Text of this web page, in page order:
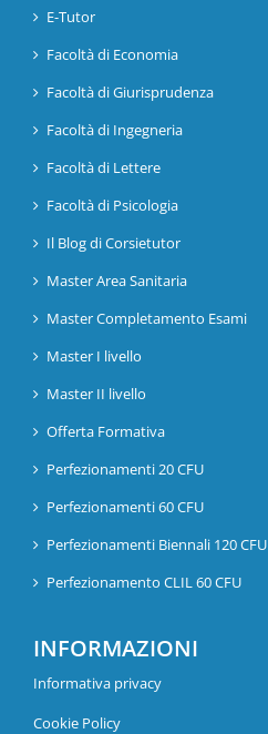
E-Tutor
Facoltà di Economia
Facoltà di Giurisprudenza
Facoltà di Ingegneria
Facoltà di Lettere
Facoltà di Psicologia
Il Blog di Corsietutor
Master Area Sanitaria
Master Completamento Esami
Master I livello
Master II livello
Offerta Formativa
Perfezionamenti 20 CFU
Perfezionamenti 60 CFU
Perfezionamenti Biennali 120 CFU
Perfezionamento CLIL 60 CFU
INFORMAZIONI
Informativa privacy
Cookie Policy